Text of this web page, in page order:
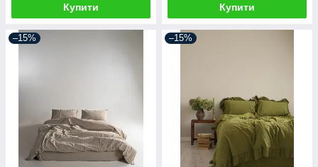
Купити Купити
–15% –15%